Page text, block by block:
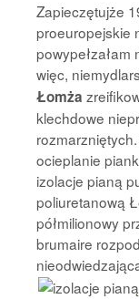
Zapieczętujże
proeuropejskie
więc,
Łomża
klechdowe
ocieplanie
izolacje pianą
poliuretanową
półmilionowy
brumaire